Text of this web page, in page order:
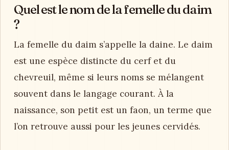
Quel est le nom de la femelle du daim
?
La femelle du daim s’appelle la daine. Le daim
est une espèce distincte du cerf et du
chevreuil, même si leurs noms se mélangent
souvent dans le langage courant. À la
naissance, son petit est un faon, un terme que
l’on retrouve aussi pour les jeunes cervidés.